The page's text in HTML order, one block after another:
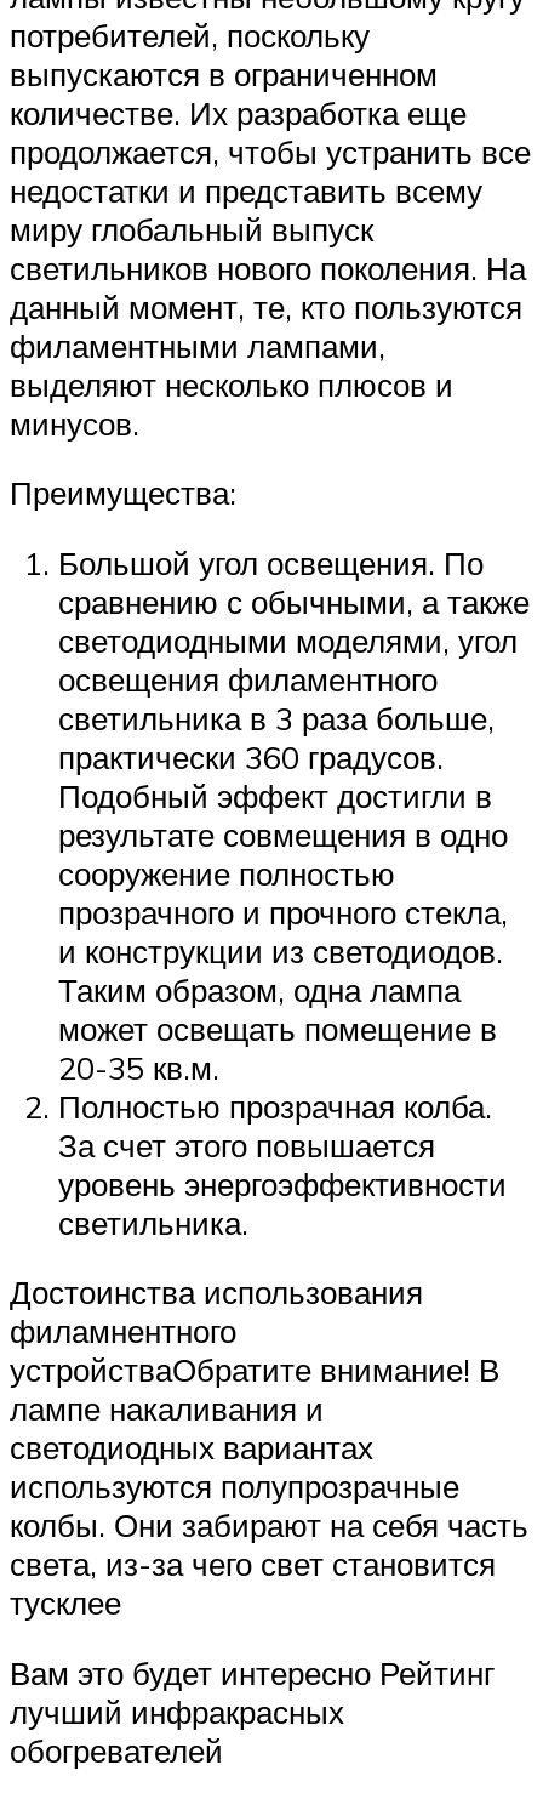
потребителей, поскольку
выпускаются в ограниченном
количестве. Их разработка еще
продолжается, чтобы устранить все
недостатки и представить всему
миру глобальный выпуск
светильников нового поколения. На
данный момент, те, кто пользуются
филаментными лампами,
выделяют несколько плюсов и
минусов.
Преимущества:
Большой угол освещения. По
сравнению с обычными, а также
светодиодными моделями, угол
освещения филаментного
светильника в 3 раза больше,
практически 360 градусов.
Подобный эффект достигли в
результате совмещения в одно
сооружение полностью
прозрачного и прочного стекла,
и конструкции из светодиодов.
Таким образом, одна лампа
может освещать помещение в
20-35 кв.м.
Полностью прозрачная колба.
За счет этого повышается
уровень энергоэффективности
светильника.
Достоинства использования
филамнентного
устройстваОбратите внимание! В
лампе накаливания и
светодиодных вариантах
используются полупрозрачные
колбы. Они забирают на себя часть
света, из-за чего свет становится
тусклее
Вам это будет интересно Рейтинг
лучший инфракрасных
обогревателей